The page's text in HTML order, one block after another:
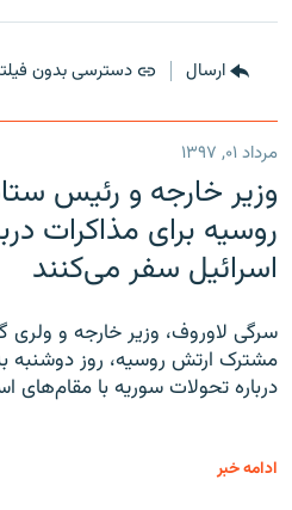
ارسال دسترسی بدون
مرداد ۰۱, ۱۳۹۷
وزیر خارجه و رئیس‌
روسیه برای مذاکرات
اسرائیل سفر می‌کنند
سرگی لاوروف، وزیر خارجه و ولری
مشترک ارتش روسیه، روز دوشنبه
درباره تحولات سوریه با مقام‌های
ادامه خبر